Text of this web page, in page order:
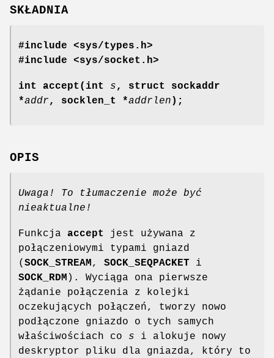
SKŁADNIA
#include <sys/types.h>
#include <sys/socket.h>
int accept(int s, struct sockaddr
*addr, socklen_t *addrlen );
OPIS
Uwaga! To tłumaczenie może być
nieaktualne!
Funkcja accept
jest używana z
połączeniowymi typami gniazd
( SOCK_STREAM , SOCK_SEQPACKET i
SOCK_RDM ). Wyciąga ona pierwsze
żądanie połączenia z kolejki
oczekujących połączeń, tworzy nowo
podłączone gniazdo o tych samych
właściwościach co s i alokuje nowy
deskryptor pliku dla gniazda, który to